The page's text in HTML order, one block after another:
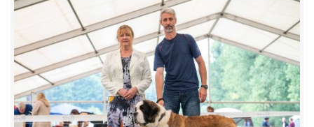
© CHS ze Severních vrchů | Aktualizováno: 20. 7. 2026